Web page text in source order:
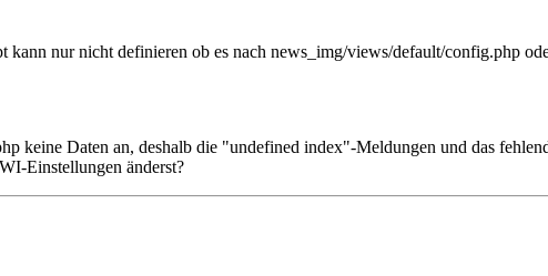
nur nicht definieren ob es nach news_img/views/default/config.php
keine Daten an, deshalb die "undefined index"-Meldungen und das
Einstellungen änderst?